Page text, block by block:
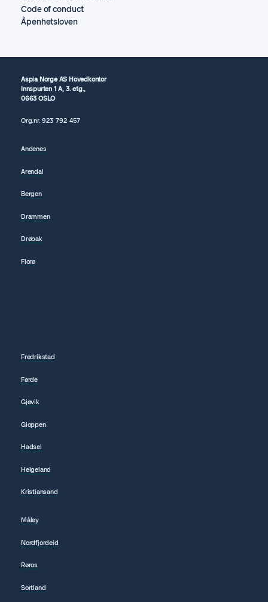
Code of conduct
Åpenhetsloven
Aspia Norge AS Hovedkontor
Innspurten 1 A, 3. etg.,
0663 OSLO
Org.nr.923 792457
Andenes
Arendal
Bergen
Drammen
Drøbak
Florø
Fredrikstad
Førde
Gjøvik
Gloppen
Hadsel
Helgeland
Kristiansand
Måløy
Nordfjordeid
Røros
Sortland